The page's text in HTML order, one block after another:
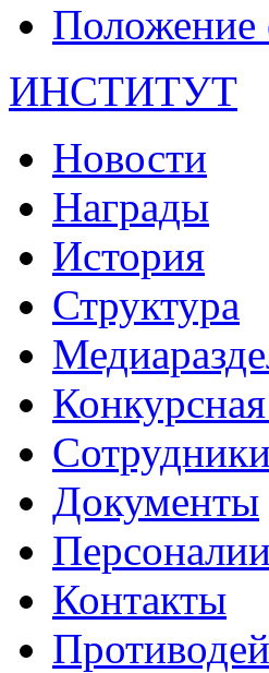
Положение
ИНСТИТУТ
Новости
Награды
История
Структура
Сотрудники
Документы
Персоналии
Контакты